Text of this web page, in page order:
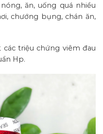
ăn, uống quá nhiều
chướng bụng, chán ăn,
triệu chứng viêm đau
Hp.